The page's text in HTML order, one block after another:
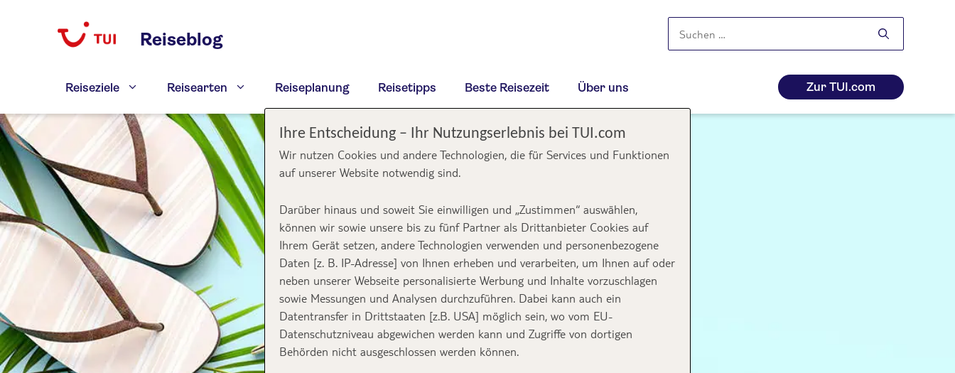
Reiseblog
nach:
Reiseziele Reisearten Reiseplanung Reisetipps Beste Reisezeit Über uns Zur TUI.com
Ihre Entscheidung – Ihr Nutzungserlebnis bei TUI.com
Wir nutzen Cookies und andere Technologien, die für Services und Funktionen
auf unserer Website notwendig sind.
Darüber hinaus und soweit Sie einwilligen und „Zustimmen“ auswählen,
können wir sowie unsere bis zu fünf Partner als Drittanbieter Cookies auf
Ihrem Gerät setzen, andere Technologien verwenden und personenbezogene
Daten [z. B. IP-Adresse] von Ihnen erheben und verarbeiten, um Ihnen auf oder
neben unserer Webseite personalisierte Werbung und Inhalte vorzuschlagen
sowie Messungen und Analysen durchzuführen. Dabei kann auch ein
Datentransfer in Drittstaaten [z.B. USA] möglich sein, wo vom EU-
Datenschutzniveau abgewichen werden kann und Zugriffe von dortigen
Behörden nicht ausgeschlossen werden können.